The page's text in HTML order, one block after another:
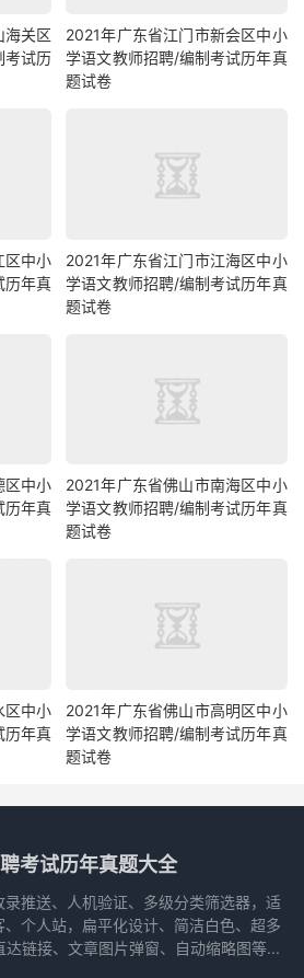
海关区
考试历
2021年广东省江门市新会区中小
学语文教师招聘/编制考试历年真
题试卷
区中小
历年真
2021年广东省江门市江海区中小
学语文教师招聘/编制考试历年真
题试卷
区中小
历年真
2021年广东省佛山市南海区中小
学语文教师招聘/编制考试历年真
题试卷
区中小
历年真
2021年广东省佛山市高明区中小
学语文教师招聘/编制考试历年真
题试卷
考试历年真题大全
推送、人机验证、多级分类筛选器，适
个人站，扁平化设计、简洁白色、超多
链接、文章图片弹窗、自动缩略图等...